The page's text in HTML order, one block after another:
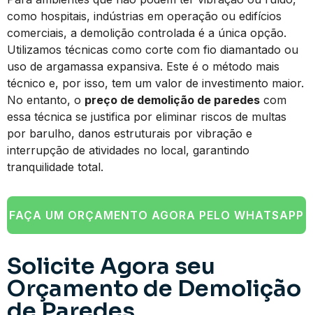
como hospitais, indústrias em operação ou edifícios
comerciais, a demolição controlada é a única opção.
Utilizamos técnicas como corte com fio diamantado ou
uso de argamassa expansiva. Este é o método mais
técnico e, por isso, tem um valor de investimento maior.
No entanto, o preço de demolição de paredes com
essa técnica se justifica por eliminar riscos de multas
por barulho, danos estruturais por vibração e
interrupção de atividades no local, garantindo
tranquilidade total.
FAÇA UM ORÇAMENTO AGORA PELO WHATSAPP
Solicite Agora seu
Orçamento de Demolição